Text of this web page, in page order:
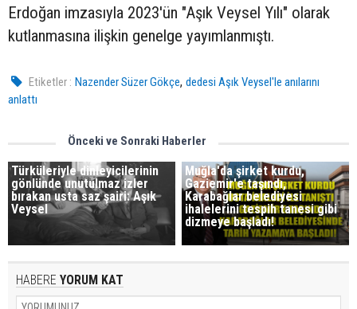
Erdoğan imzasıyla 2023'ün "Aşık Veysel Yılı" olarak
kutlanmasına ilişkin genelge yayımlanmıştı.
Etiketler : Nazender Süzer Gökçe,dedesi Aşık Veysel'le anılarını
anlattı
Önceki ve Sonraki Haberler
Türküleriyle dinleyicilerinin
gönlünde unutulmaz izler
bırakan usta saz şairi: Aşık
Veysel
Muğla'da şirket kurdu,
Gaziemir'e taşındı,
Karabağlar belediyesi
ihalelerini tespih tanesi gibi
dizmeye başladı!
HABERE YORUM KAT